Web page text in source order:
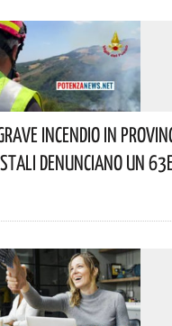
Incendio In
Denunciano Un